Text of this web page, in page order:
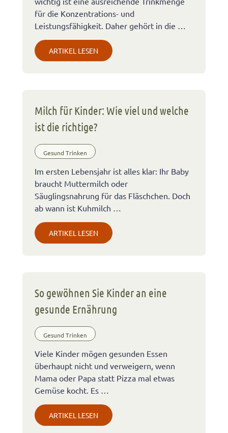
für die Konzentrations- und
Leistungsfähigkeit. Daher gehört in die …
ARTIKEL LESEN
Milch für Kinder: Wie viel und welche
ist die richtige?
Gesund Trinken
Im ersten Lebensjahr ist alles klar: Ihr Baby
braucht Muttermilch oder
Säuglingsnahrung für das Fläschchen. Doch
ab wann ist Kuhmilch …
ARTIKEL LESEN
So gewöhnen Sie Kinder an eine
gesunde Ernährung
Gesund Trinken
Viele Kinder mögen gesunden Essen
überhaupt nicht und verweigern, wenn
Mama oder Papa statt Pizza mal etwas
Gemüse kocht. Es …
ARTIKEL LESEN